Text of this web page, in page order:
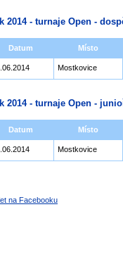
2014 - turnaje Open -
Datum Místo
Mostkovice
2014 - turnaje Open -
Datum Místo
Mostkovice
na Facebooku